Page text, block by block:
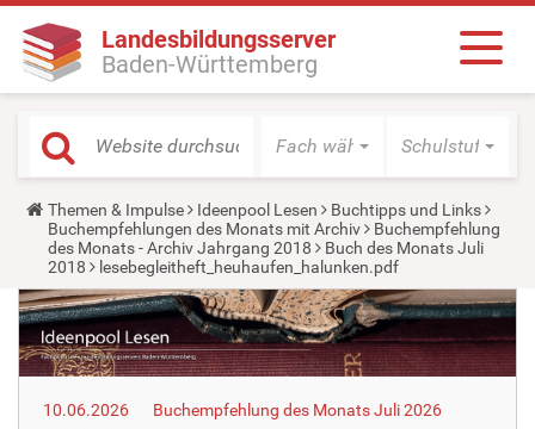
Landesbildungsserver
Baden-Württemberg
Fach wählen Schulstufe
Y
o
u
a
r
e
h
e
r
e
Themen & Impulse Ideenpool Lesen
Buchtipps und Links
Buchempfehlungen des Monats mit Archiv
Buchempfehlung
des Monats - Archiv Jahrgang 2018
Buch des Monats Juli
2018
lesebegleitheft_heuhaufen_halunken.pdf
10.06.2026
Buchempfehlung des Monats Juli 2026